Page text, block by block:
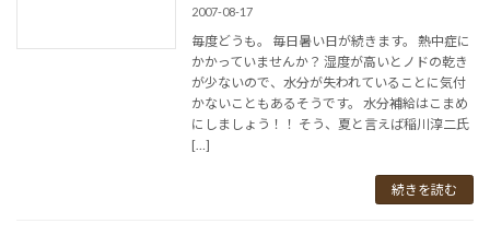
2007-08-17
毎度どうも。 毎日暑い日が続きます。 熱中症に
かかっていませんか？ 湿度が高いとノドの乾き
が少ないので、水分が失われていることに気付
かないこともあるそうです。 水分補給はこまめ
にしましょう！！ そう、夏と言えば稲川淳二氏
[…]
続きを読む